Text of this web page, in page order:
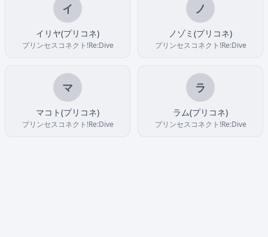
イ
イリヤ(プリコネ)
プリンセスコネクト!Re:Dive
ノ
ノゾミ(プリコネ)
プリンセスコネクト!Re:Dive
マ
マコト(プリコネ)
プリンセスコネクト!Re:Dive
ラ
ラム(プリコネ)
プリンセスコネクト!Re:Dive